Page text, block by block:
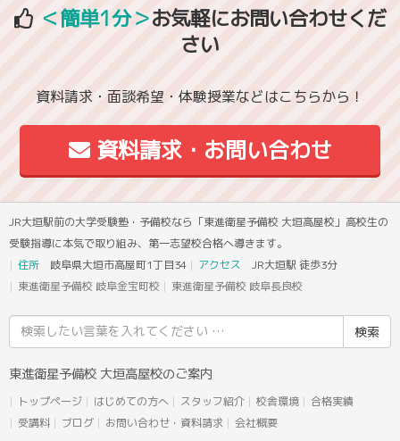
＜簡単1分＞お気軽にお問い合わせくだ
さい
資料請求・面談希望・体験授業などはこちらから！
資料請求・お問い合わせ
JR大垣駅前の大学受験塾・予備校なら「東進衛星予備校 大垣高屋校」高校生の
受験指導に本気で取り組み、第一志望校合格へ導きます。
住所 岐阜県大垣市高屋町1丁目34 アクセス JR大垣駅 徒歩3分
東進衛星予備校 岐阜金宝町校
東進衛星予備校 岐阜長良校
索
結
東進衛星予備校 大垣高屋校のご案内
トップページ はじめての方へ スタッフ紹介 校舎環境
合格実績
受講料
ブログ お問い合わせ・資料請求 会社概要